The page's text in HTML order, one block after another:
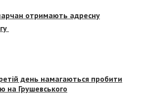
отримають адресну
день намагаються пробити
на Грушевського